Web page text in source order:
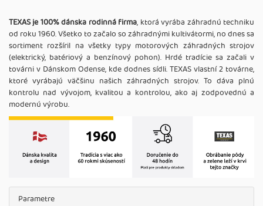
TEXAS je 100% dánska rodinná firma, ktorá vyrába záhradnú techniku
od roku 1960. Všetko to začalo so záhradnými kultivátormi, no dnes sa
sortiment rozšíril na všetky typy motorových záhradných strojov
(elektrický, batériový a benzínový pohon). Hrdé tradície sa začali v
továrni v Dánskom Odense, kde dodnes sídli. TEXAS vlastní 2 továrne,
ktoré vyrábajú väčšinu našich záhradných strojov. To dáva plnú
kontrolu nad vývojom, kvalitou a kontrolou, ako aj zodpovednú a
modernú výrobu.
Parametre